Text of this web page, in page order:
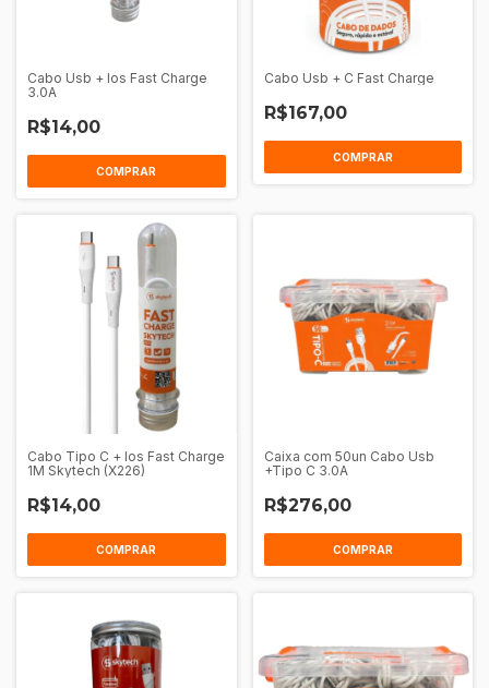
Cabo Usb + Ios Fast Charge
3.0A
R$14,00
COMPRAR
Cabo Usb + C Fast Charge
R$167,00
COMPRAR
Cabo Tipo C + Ios Fast Charge
1M Skytech (X226)
R$14,00
COMPRAR
Caixa com 50un Cabo Usb
+Tipo C 3.0A
R$276,00
COMPRAR